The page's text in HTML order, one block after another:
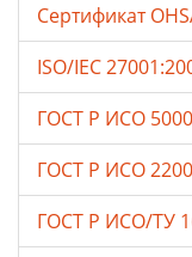
Сертификат
ISO/IEC
ГОСТ Р ИСО
ГОСТ Р ИСО
ГОСТ Р ИСО/ТУ